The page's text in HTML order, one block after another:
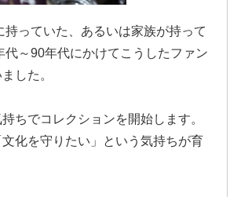
っていた、あるいは家族が持って
～90年代にかけてこうしたファン
した。
ちでコレクションを開始します。
化を守りたい」という気持ちが育